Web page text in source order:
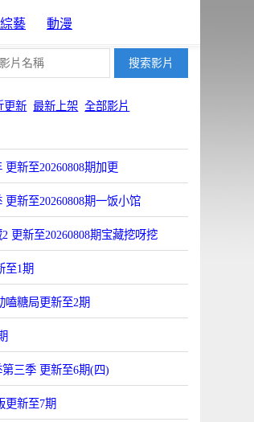
綜藝 動漫
更新 最新上架 全部影片
新至20260808期加更
新至20260808期一饭小馆
更新至20260808期宝藏挖呀挖
至1期
嗑糖局更新至2期
三季 更新至6期(四)
更新至7期